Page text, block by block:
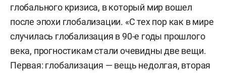
глобального кризиса, в который мир вошел
после эпохи глобализации. «С тех пор как в мире
случилась глобализация в 90-е годы прошлого
века, прогностикам стали очевидны две вещи.
Первая: глобализация — вещь недолгая, вторая